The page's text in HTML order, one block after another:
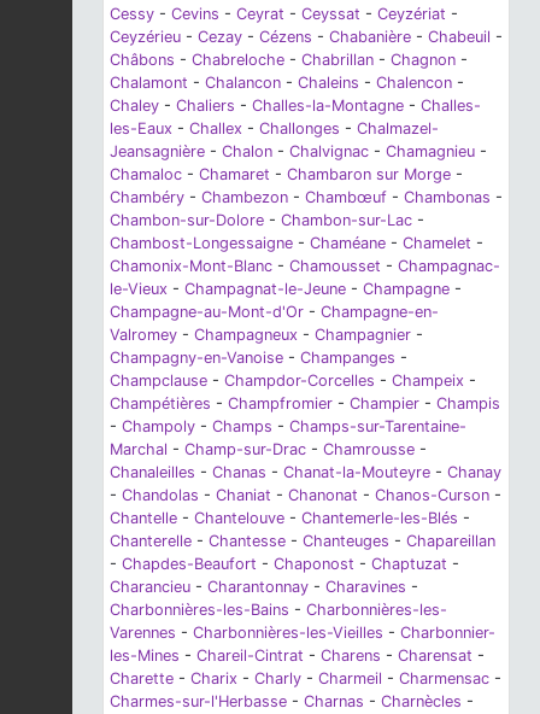
Cessy - Cevins - Ceyrat - Ceyssat - Ceyzériat -
Ceyzérieu - Cezay - Cézens - Chabanière - Chabeuil -
Châbons - Chabreloche - Chabrillan - Chagnon -
Chalamont - Chalancon - Chaleins - Chalencon -
Chaley - Chaliers - Challes-la-Montagne - Challes-
les-Eaux - Challex - Challonges - Chalmazel-
Jeansagnière - Chalon - Chalvignac - Chamagnieu -
Chamaloc - Chamaret - Chambaron sur Morge -
Chambéry - Chambezon - Chambœuf - Chambonas -
Chambon-sur-Dolore - Chambon-sur-Lac -
Chambost-Longessaigne - Chaméane - Chamelet -
Chamonix-Mont-Blanc - Chamousset - Champagnac-
le-Vieux - Champagnat-le-Jeune - Champagne -
Champagne-au-Mont-d'Or - Champagne-en-
Valromey - Champagneux - Champagnier -
Champagny-en-Vanoise - Champanges -
Champclause - Champdor-Corcelles - Champeix -
Champétières - Champfromier - Champier - Champis
- Champoly - Champs - Champs-sur-Tarentaine-
Marchal - Champ-sur-Drac - Chamrousse -
Chanaleilles - Chanas - Chanat-la-Mouteyre - Chanay
- Chandolas - Chaniat - Chanonat - Chanos-Curson -
Chantelle - Chantelouve - Chantemerle-les-Blés -
Chanterelle - Chantesse - Chanteuges - Chapareillan
- Chapdes-Beaufort - Chaponost - Chaptuzat -
Charancieu - Charantonnay - Charavines -
Charbonnières-les-Bains - Charbonnières-les-
Varennes - Charbonnières-les-Vieilles - Charbonnier-
les-Mines - Chareil-Cintrat - Charens - Charensat -
Charette - Charix - Charly - Charmeil - Charmensac -
Charmes-sur-l'Herbasse - Charnas - Charnècles -